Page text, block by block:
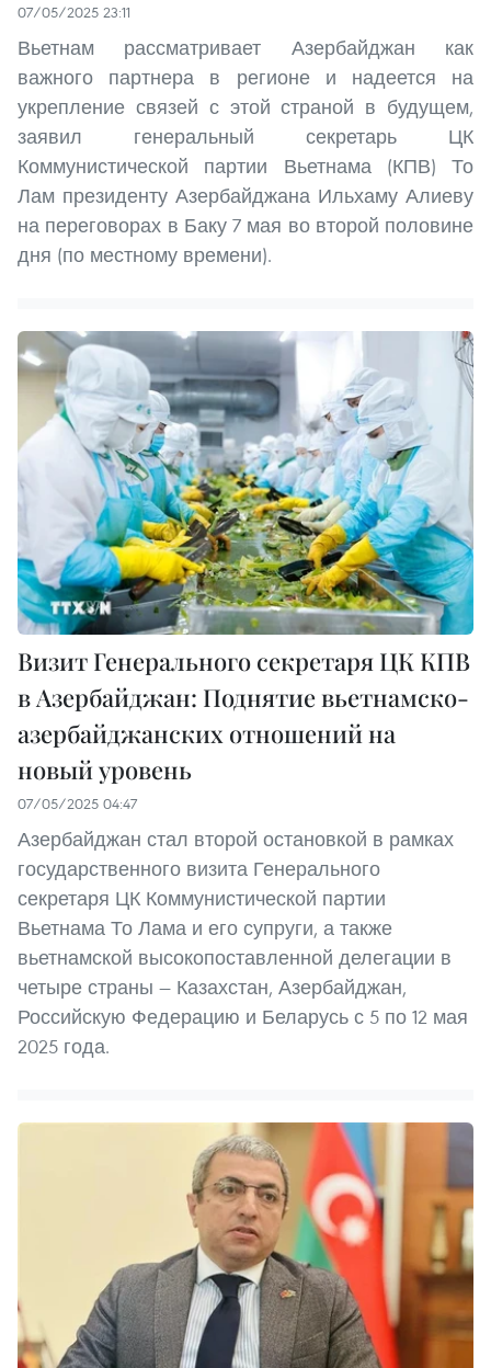
07/05/2025 23:11
Вьетнам рассматривает Азербайджан как
важного партнера в регионе и надеется на
укрепление связей с этой страной в будущем,
заявил генеральный секретарь ЦК
Коммунистической партии Вьетнама (КПВ) То
Лам президенту Азербайджана Ильхаму Алиеву
на переговорах в Баку 7 мая во второй половине
дня (по местному времени).
Визит Генерального секретаря ЦК КПВ
в Азербайджан: Поднятие вьетнамско-
азербайджанских отношений на
новый уровень
07/05/2025 04:47
Азербайджан стал второй остановкой в рамках
государственного визита Генерального
секретаря ЦК Коммунистической партии
Вьетнама То Лама и его супруги, а также
вьетнамской высокопоставленной делегации в
четыре страны — Казахстан, Азербайджан,
Российскую Федерацию и Беларусь с 5 по 12 мая
2025 года.